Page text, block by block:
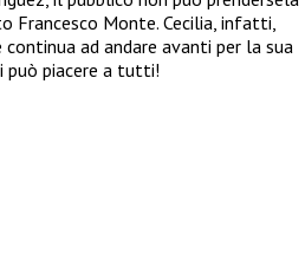
Francesco Monte. Cecilia, infatti,
ad andare avanti per la sua
può piacere a tutti!